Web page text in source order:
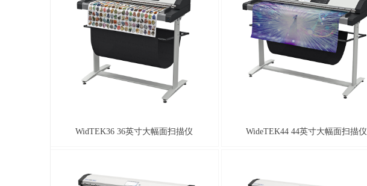
WidTEK36 36英寸大幅面扫描仪 WideTEK44 44英寸大幅面扫描仪